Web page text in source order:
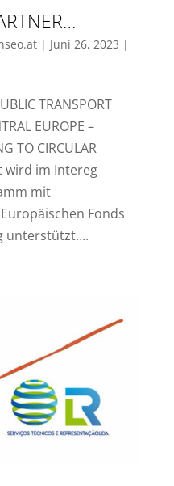
| Juni 26, 2023 |
TRANSPORT
EUROPE –
TO CIRCULAR
wird im Intereg
mit
Fonds
unterstützt....